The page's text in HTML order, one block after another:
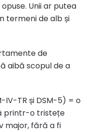
Unii ar putea
termeni de alb și
de
aibă scopul de a
IV-TR și DSM-5) = o
printr-o tristețe
major, fără a fi